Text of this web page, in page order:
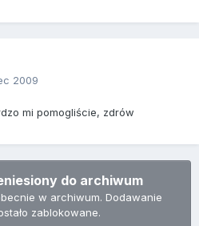
2009
mi pomogliście, zdrów
do archiwum
w archiwum. Dodawanie
zablokowane.